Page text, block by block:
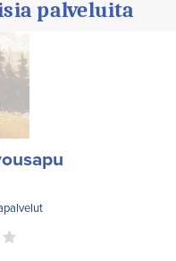
palveluita